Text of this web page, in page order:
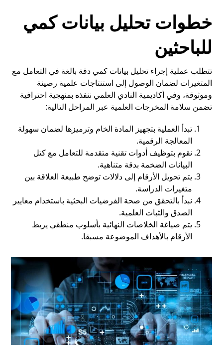
خطوات تحليل بيانات كمي
للباحثين
تتطلب عملية إجراء تحليل بيانات كمي دقة بالغة في التعامل مع
المتغيرات لضمان الوصول إلى استنتاجات علمية رصينة
وموثوقة، وفي أكاديمية النادي العلمي ننفذه بمنهجية احترافية
تضمن سلامة المخرجات العلمية عبر المراحل التالية:
تبدأ العملية بتجهيز المادة الخام وترميزها لضمان سهولة
المعالجة الرقمية.
نقوم بتوظيف أدوات تقنية متقدمة للتعامل مع كتل
البيانات الضخمة بدقة متناهية.
يتم تحويل الأرقام إلى دلالات توضح طبيعة العلاقة بين
متغيرات الدراسة.
نبدأ بالتحقق من صحة الفرضيات البحثية باستخدام معايير
الصدق والثبات العلمية.
يتم صياغة الخلاصات النهائية بأسلوب منطقي يربط
الأرقام بالأهداف الموضوعة مسبقا.